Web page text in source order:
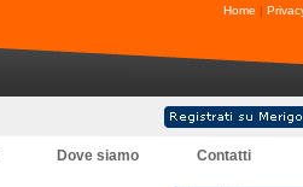
Home |
Dove siamo Contatti